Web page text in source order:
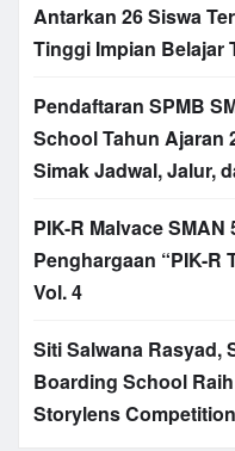
Antarkan 26 Siswa
Tinggi Impian Belajar
Pendaftaran SPMB
School Tahun Ajaran
Simak Jadwal, Jalur,
PIK-R Malvace
Penghargaan “PIK-R
Vol. 4
Siti Salwana Rasyad,
Boarding School
Storylens Competition